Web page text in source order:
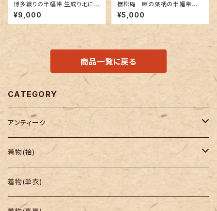
博多織りの半幅帯 生成り地に
豪華な地紋＆赤紫色
¥9,000
撫松庵 麻の葉柄の半幅帯
黄色✕金茶色
¥5,000
商品一覧に戻る
CATEGORY
アンティーク
着物
帯
着物(袷)
小紋
着物(単衣)